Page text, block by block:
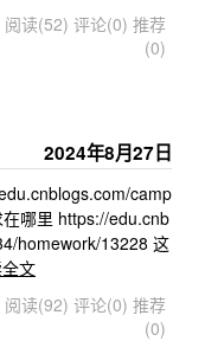
阅读(52) 评论(0) 推荐
(0)
2024年8月27日
camp
哪里 https://edu.cnb
homework/13228 这
文
阅读(92) 评论(0) 推荐
(0)